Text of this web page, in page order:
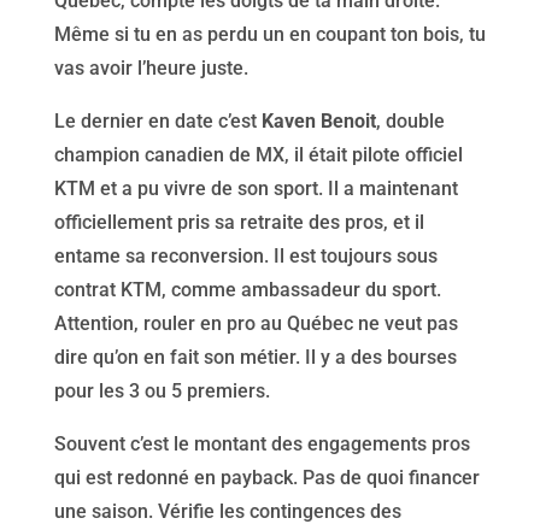
Même si tu en as perdu un en coupant ton bois, tu
vas avoir l’heure juste.
Le dernier en date c’est Kaven Benoit, double
champion canadien de MX, il était pilote officiel
KTM et a pu vivre de son sport. Il a maintenant
officiellement pris sa retraite des pros, et il
entame sa reconversion. Il est toujours sous
contrat KTM, comme ambassadeur du sport.
Attention, rouler en pro au Québec ne veut pas
dire qu’on en fait son métier. Il y a des bourses
pour les 3 ou 5 premiers.
Souvent c’est le montant des engagements pros
qui est redonné en payback. Pas de quoi financer
une saison. Vérifie les contingences des